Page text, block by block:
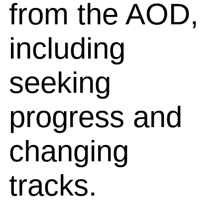
from the AOD,
including
seeking
progress and
changing
tracks.